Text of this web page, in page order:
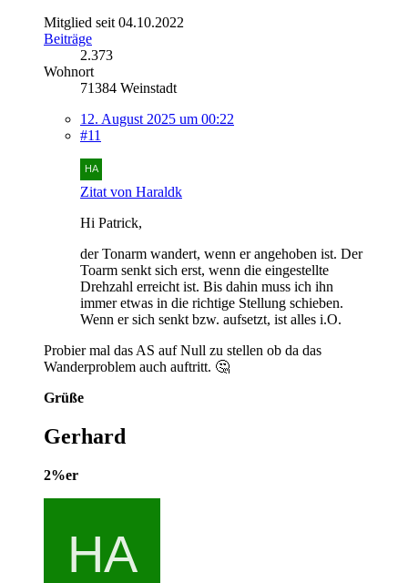
Mitglied seit 04.10.2022
Beiträge
2.373
Wohnort
71384 Weinstadt
12. August 2025 um 00:22
#11
Zitat von Haraldk
Hi Patrick,
der Tonarm wandert, wenn er angehoben ist. Der
Toarm senkt sich erst, wenn die eingestellte
Drehzahl erreicht ist. Bis dahin muss ich ihn
immer etwas in die richtige Stellung schieben.
Wenn er sich senkt bzw. aufsetzt, ist alles i.O.
Probier mal das AS auf Null zu stellen ob da das
Wanderproblem auch auftritt. 🤔
Grüße
Gerhard
2%er